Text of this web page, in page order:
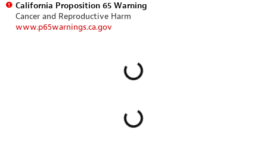
California Proposition 65 Warning
Cancer and Reproductive Harm
www.p65warnings.ca.gov